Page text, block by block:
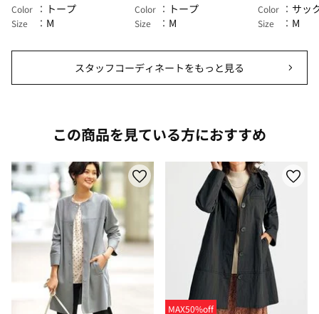
Color トープ
Size M
Color トープ
Size M
Color サッ
Size M
スタッフコーディネートをもっと見る
この商品を見ている方におすすめ
MAX50%off